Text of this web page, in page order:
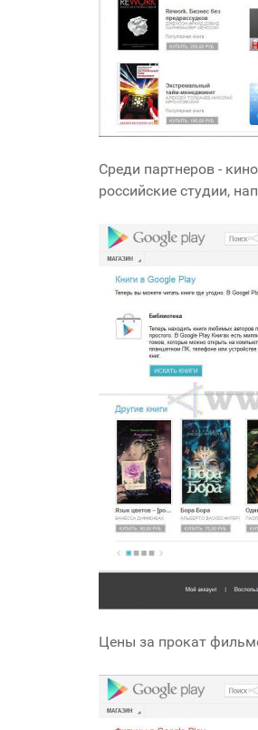
Среди партнеров -
российские студии,
Цены за прокат